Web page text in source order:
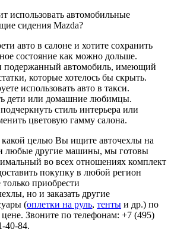
использовать автомобильные
сидения Mazda?
авто в салоне и хотите сохранить
состояние как можно дольше.
подержанный автомобиль, имеющий
которые хотелось бы скрыть.
использовать авто в такси.
дети или домашние любимцы.
стиль интерьера или
цветовую гамму салона.
какой целью Вы ищите авточехлы на
любые другие машины, мы готовы
во всех отношениях комплект
покупку в любой регион
приобрести
но и заказать другие
(оплетки на руль, тенты и др.) по
Звоните по телефонам: +7 (495)
40-84.